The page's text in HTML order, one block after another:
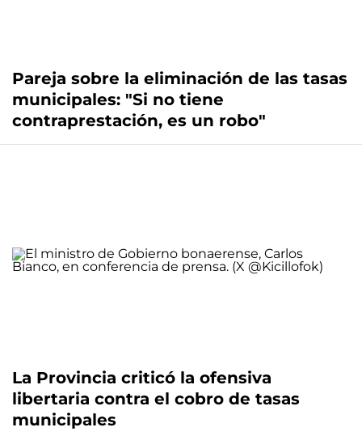
Pareja sobre la eliminación de las tasas
municipales: "Si no tiene
contraprestación, es un robo"
La Provincia criticó la ofensiva
libertaria contra el cobro de tasas
municipales